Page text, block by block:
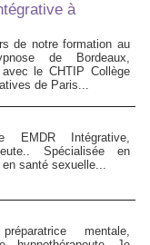
à
de notre formation au
de Bordeaux,
le CHTIP Collège
de Paris...
EMDR Intégrative,
Spécialisée en
santé sexuelle...
mentale,